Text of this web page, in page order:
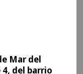
Mar del
del barrio